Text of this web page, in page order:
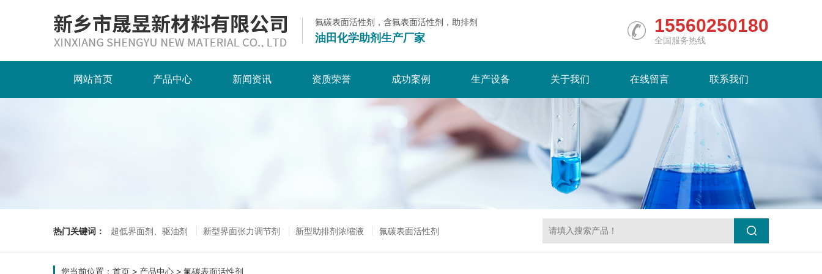
氟碳表面活性剂，含氟表面活性剂，助排剂
油田化学助剂生产厂家
15560250180
全国服务热线
网站首页 产品中心 新闻资讯 资质荣誉 成功案例 生产设备 关于我们 在线留言 联系我们
热门关键词： 超低界面剂、驱油剂 新型界面张力调节剂 新型助排剂浓缩液 氟碳表面活性剂
您当前位置： 首页 > 产品中心 > 氟碳表面活性剂